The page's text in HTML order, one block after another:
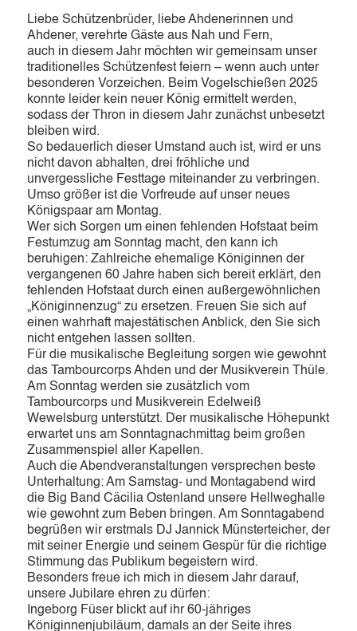
Liebe Schützenbrüder, liebe Ahdenerinnen und
Ahdener, verehrte Gäste aus Nah und Fern,
auch in diesem Jahr möchten wir gemeinsam unser
traditionelles Schützenfest feiern – wenn auch unter
besonderen Vorzeichen. Beim Vogelschießen 2025
konnte leider kein neuer König ermittelt werden,
sodass der Thron in diesem Jahr zunächst unbesetzt
bleiben wird.
So bedauerlich dieser Umstand auch ist, wird er uns
nicht davon abhalten, drei fröhliche und
unvergessliche Festtage miteinander zu verbringen.
Umso größer ist die Vorfreude auf unser neues
Königspaar am Montag.
Wer sich Sorgen um einen fehlenden Hofstaat beim
Festumzug am Sonntag macht, den kann ich
beruhigen: Zahlreiche ehemalige Königinnen der
vergangenen 60 Jahre haben sich bereit erklärt, den
fehlenden Hofstaat durch einen außergewöhnlichen
„Königinnenzug“ zu ersetzen. Freuen Sie sich auf
einen wahrhaft majestätischen Anblick, den Sie sich
nicht entgehen lassen sollten.
Für die musikalische Begleitung sorgen wie gewohnt
das Tambourcorps Ahden und der Musikverein Thüle.
Am Sonntag werden sie zusätzlich vom
Tambourcorps und Musikverein Edelweiß
Wewelsburg unterstützt. Der musikalische Höhepunkt
erwartet uns am Sonntagnachmittag beim großen
Zusammenspiel aller Kapellen.
Auch die Abendveranstaltungen versprechen beste
Unterhaltung: Am Samstag- und Montagabend wird
die Big Band Cäcilia Ostenland unsere Hellweghalle
wie gewohnt zum Beben bringen. Am Sonntagabend
begrüßen wir erstmals DJ Jannick Münsterteicher, der
mit seiner Energie und seinem Gespür für die richtige
Stimmung das Publikum begeistern wird.
Besonders freue ich mich in diesem Jahr darauf,
unsere Jubilare ehren zu dürfen:
Ingeborg Füser blickt auf ihr 60-jähriges
Königinnenjubiläum, damals an der Seite ihres